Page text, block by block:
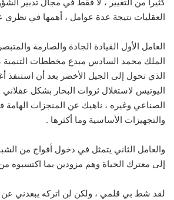
كثيرا من التغيير ، لا فقط في مجال تدبير
العقليات نتيجة عدة عوامل ، أهمها في نظري
العامل الأول القيادة الجادة والصارمة
الملك محمد السادس مبدع مخططات التنمية
الذي تحول إلى الجيل الأخضر بعد أن
اليوتيس لاستغلال ثروات البحار بشكل
الصناعي وغيره ، ناهيك عن المنجزات الهامة
والتجهيزات الأساسية وما أكثرها .
والعامل الثاني يتمثل في دخول أفواج من
إلى معترك الحياة وهم مزودين بما اكتسبوه
لقد شط بي قلمي ، ولكن لن اتركه يبعدني